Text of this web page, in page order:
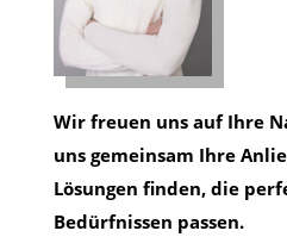
Wir freuen uns auf Ihre
uns gemeinsam Ihre
Lösungen finden, die
Bedürfnissen passen.